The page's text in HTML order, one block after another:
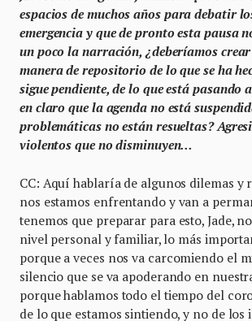
espacios de muchos años para debatir
emergencia y que de pronto esta pausa
un poco la narración, ¿deberíamos crear
manera de repositorio de lo que se ha
sigue pendiente, de lo que está pasando
en claro que la agenda no está
problemáticas no están resueltas?
violentos que no disminuyen…
CC: Aquí hablaría de algunos dilemas y
nos estamos enfrentando y van a
tenemos que preparar para esto, Jade,
nivel personal y familiar, lo más
porque a veces nos va carcomiendo el
silencio que se va apoderando en
porque hablamos todo el tiempo del
de lo que estamos sintiendo, y no de los